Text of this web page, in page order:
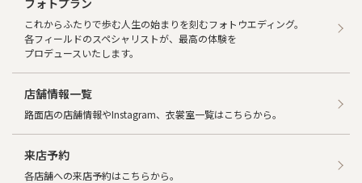
これからふたりで歩む人生の始まりを刻むフォトウエディング。
各フィールドのスペシャリストが、最高の体験を
プロデュースいたします。
店舗情報一覧
路面店の店舗情報やInstagram、衣裳室一覧はこちらから。
来店予約
各店舗への来店予約はこちらから。